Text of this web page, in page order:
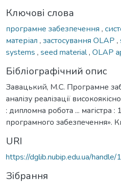
Ключові слова
програмне забезпечення ,
матеріал , застосування OLAP ,
systems , seed material, OLAP
Бібліографічний опис
Завацький, М.С. Програмне
аналізу реалізації
: дипломна робота ... магістра :
програмного забезпечення».
URI
https://dglib.nubip.edu.ua/
Зібрання